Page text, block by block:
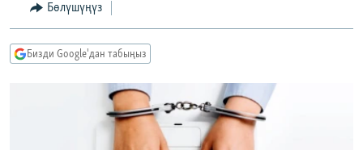
БҮГҮН АЗАТТЫКТА
ПОДКАСТБөлүшүңүз
Бизди Google'дан табыңыз